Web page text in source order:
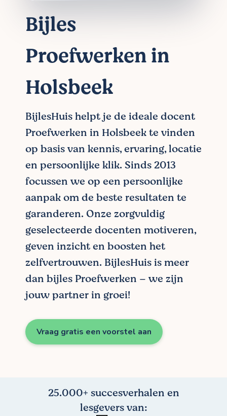
Bijles
Proefwerken in
Holsbeek
BijlesHuis helpt je de ideale docent
Proefwerken in Holsbeek te vinden
op basis van kennis, ervaring, locatie
en persoonlijke klik. Sinds 2013
focussen we op een persoonlijke
aanpak om de beste resultaten te
garanderen. Onze zorgvuldig
geselecteerde docenten motiveren,
geven inzicht en boosten het
zelfvertrouwen. BijlesHuis is meer
dan bijles Proefwerken – we zijn
jouw partner in groei!
Vraag gratis een voorstel aan
25.000+ succesverhalen en
lesgevers van: